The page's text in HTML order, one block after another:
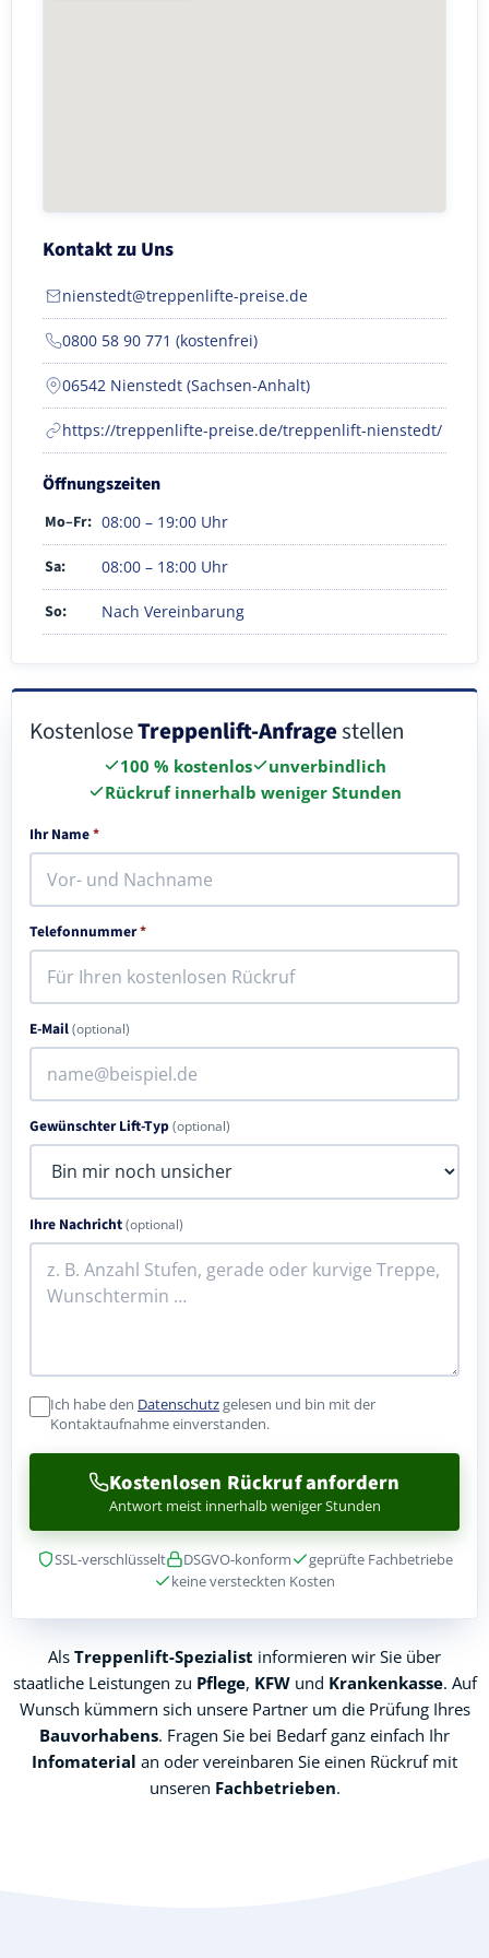
Kontakt zu Uns
nienstedt@treppenlifte-preise.de
0800 58 90 771 (kostenfrei)
06542 Nienstedt (Sachsen-Anhalt)
https://treppenlifte-preise.de/treppenlift-nienstedt/
Öffnungszeiten
Mo–Fr: 08:00 – 19:00 Uhr
Sa: 08:00 – 18:00 Uhr
So: Nach Vereinbarung
KostenloseTreppenlift-Anfragestellen
100 % kostenlos
unverbindlich
Rückruf innerhalb weniger Stunden
Ihr Name*
Telefonnummer*
E-Mail(optional)
Gewünschter Lift-Typ(optional)
Ihre Nachricht(optional)
Ich habe den Datenschutzgelesen und bin mit der
Kontaktaufnahme einverstanden.
Kostenlosen Rückruf anfordern
Antwort meist innerhalb weniger Stunden
SSL-verschlüsselt DSGVO-konform
geprüfte Fachbetriebe
keine versteckten Kosten
Als Treppenlift-Spezialist informieren wir Sie über
staatliche Leistungen zu Pflege, KFWund Krankenkasse. Auf
Wunsch kümmern sich unsere Partner um die Prüfung Ihres
Bauvorhabens. Fragen Sie bei Bedarf ganz einfach Ihr
Infomaterial an oder vereinbaren Sie einen Rückruf mit
unseren Fachbetrieben.